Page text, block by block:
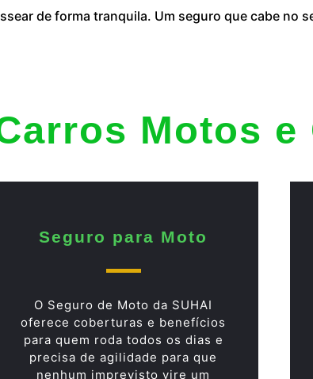
de forma tranquila. Um seguro que cabe no
Motos e
Seguro para Moto
O Seguro de Moto da SUHAI
oferece coberturas e benefícios
para quem roda todos os dias e
precisa de agilidade para que
nenhum imprevisto vire um